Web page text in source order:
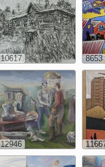
10617 8653
12946